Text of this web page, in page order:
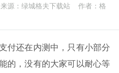
来源：绿城格夫下载站
作者：格
付还在内测中，只有小部分
的，没有的大家可以耐心等